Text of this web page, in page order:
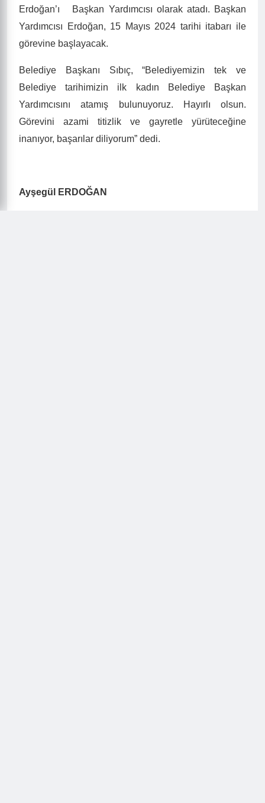
Erdoğan’ı Başkan Yardımcısı olarak atadı. Başkan
Yardımcısı Erdoğan, 15 Mayıs 2024 tarihi itabarı ile
görevine başlayacak.
Belediye Başkanı Sıbıç, “Belediyemizin tek ve
Belediye tarihimizin ilk kadın Belediye Başkan
Yardımcısını atamış bulunuyoruz. Hayırlı olsun.
Görevini azami titizlik ve gayretle yürüteceğine
inanıyor, başarılar diliyorum” dedi.
Ayşegül ERDOĞAN